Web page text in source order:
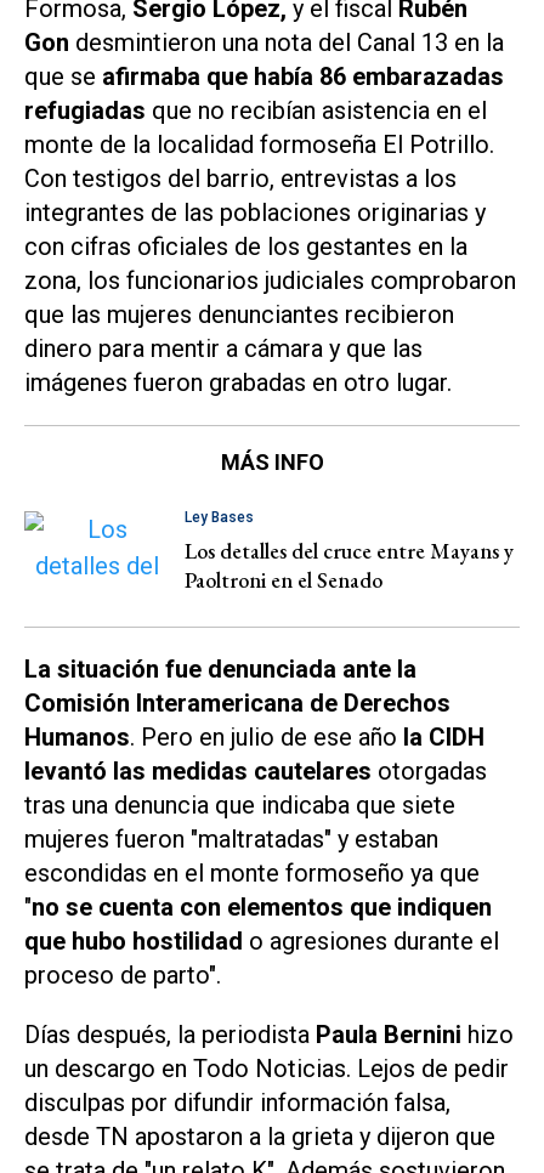
Formosa, Sergio López, y el fiscal Rubén
Gon desmintieron una nota del Canal 13 en la
que se afirmaba que había 86 embarazadas
refugiadas que no recibían asistencia en el
monte de la localidad formoseña El Potrillo.
Con testigos del barrio, entrevistas a los
integrantes de las poblaciones originarias y
con cifras oficiales de los gestantes en la
zona, los funcionarios judiciales comprobaron
que las mujeres denunciantes recibieron
dinero para mentir a cámara y que las
imágenes fueron grabadas en otro lugar.
MÁS INFO
Ley Bases
Los detalles del cruce entre Mayans y
Paoltroni en el Senado
La situación fue denunciada ante la
Comisión Interamericana de Derechos
Humanos. Pero en julio de ese año la CIDH
levantó las medidas cautelares otorgadas
tras una denuncia que indicaba que siete
mujeres fueron "maltratadas" y estaban
escondidas en el monte formoseño ya que
"no se cuenta con elementos que indiquen
que hubo hostilidad o agresiones durante el
proceso de parto".
Días después, la periodista Paula Bernini hizo
un descargo en Todo Noticias. Lejos de pedir
disculpas por difundir información falsa,
desde TN apostaron a la grieta y dijeron que